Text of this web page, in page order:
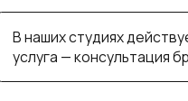
А.С.